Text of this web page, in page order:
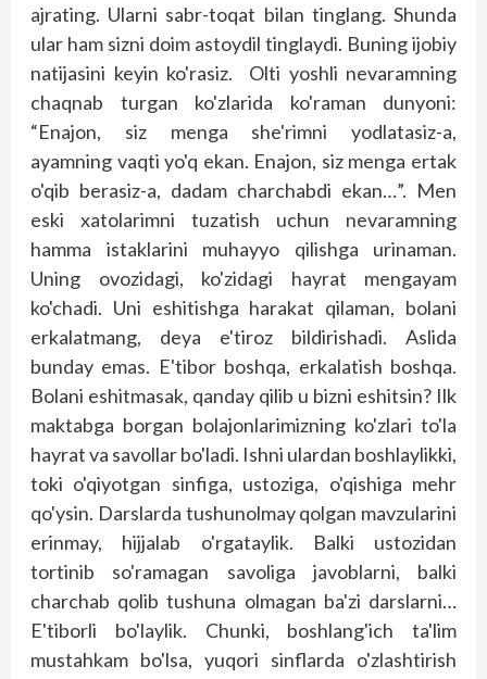
ajrating. Ularni sabr-toqat bilan tinglang. Shunda
ular ham sizni doim astoydil tinglaydi. Buning ijobiy
natijasini keyin ko'rasiz. Olti yoshli nevaramning
chaqnab turgan ko'zlarida ko'raman dunyoni:
“Enajon, siz menga she'rimni yodlatasiz-a,
ayamning vaqti yo'q ekan. Enajon, siz menga ertak
o'qib berasiz-a, dadam charchabdi ekan…”. Men
eski xatolarimni tuzatish uchun nevaramning
hamma istaklarini muhayyo qilishga urinaman.
Uning ovozidagi, ko'zidagi hayrat mengayam
ko'chadi. Uni eshitishga harakat qilaman, bolani
erkalatmang, deya e'tiroz bildirishadi. Aslida
bunday emas. E'tibor boshqa, erkalatish boshqa.
Bolani eshitmasak, qanday qilib u bizni eshitsin? Ilk
maktabga borgan bolajonlarimizning ko'zlari to'la
hayrat va savollar bo'ladi. Ishni ulardan boshlaylikki,
toki o'qiyotgan sinfiga, ustoziga, o'qishiga mehr
qo'ysin. Darslarda tushunolmay qolgan mavzularini
erinmay, hijjalab o'rgataylik. Balki ustozidan
tortinib so'ramagan savoliga javoblarni, balki
charchab qolib tushuna olmagan ba'zi dars­larni…
E'tiborli bo'laylik. Chunki, bosh­lang'ich ta'lim
mustahkam bo'lsa, yuqori sinflarda o'zlashtirish